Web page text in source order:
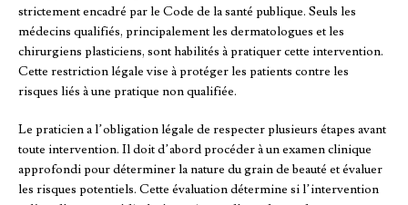
strictement encadré par le Code de la santé publique. Seuls les
médecins qualifiés, principalement les dermatologues et les
chirurgiens plasticiens, sont habilités à pratiquer cette intervention.
Cette restriction légale vise à protéger les patients contre les
risques liés à une pratique non qualifiée.
Le praticien a l’obligation légale de respecter plusieurs étapes avant
toute intervention. Il doit d’abord procéder à un examen clinique
approfondi pour déterminer la nature du grain de beauté et évaluer
les risques potentiels. Cette évaluation détermine si l’intervention